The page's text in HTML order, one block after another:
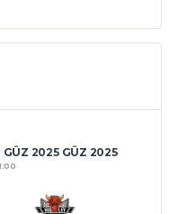
GÜZ 2025 GÜZ 2025